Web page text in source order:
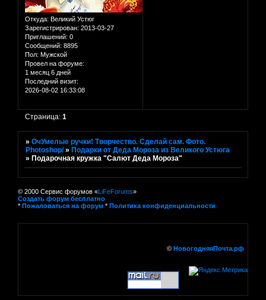
Откуда: Великий Устюг
Зарегистрирован: 2013-03-27
Приглашений: 0
Сообщений: 8895
Пол: Мужской
Провел на форуме:
1 месяц 6 дней
Последний визит:
2026-08-02 16:33:08
Страница:1
»ОчУмелые ручки! Творчество. Сделай сам. Фото.
Photoshop/ »Подарки от Деда Мороза из Великого Устюга
»Подарочная кружка "Салют Деда Мороза"
© 2000 Сервис форумов «LiFeForums»
Создать форум бесплатно
* Пожаловаться на форум * Политика конфиденциальности
© НовогодняяПочта.рф